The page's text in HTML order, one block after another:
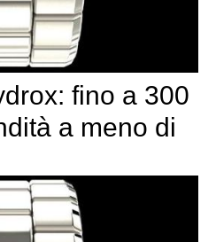
fino a 300
a meno di